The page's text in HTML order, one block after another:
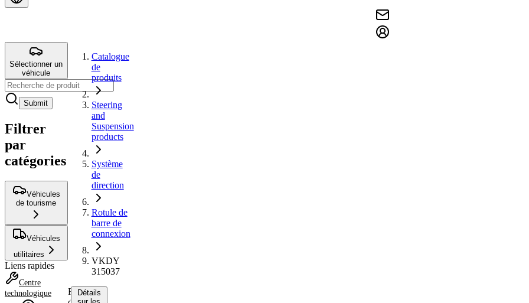
Sélectionner un
véhicule
Submit
Filtrer
par
catégories
Véhicules
de tourisme
Véhicules
utilitaires
Liens rapides
Centre
technologique
Catalogue
de
produits
Steering
and
Suspension
products
Système
de
direction
Rotule de
barre de
connexion
VKDY
315037
Rotule
Détails